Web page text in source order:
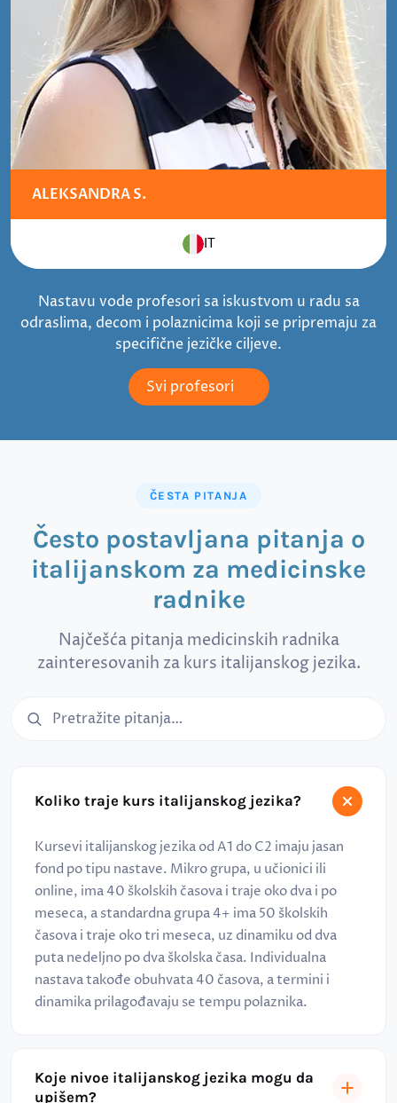
ALEKSANDRA S.
IT
Nastavu vode profesori sa iskustvom u radu sa
odraslima, decom i polaznicima koji se pripremaju za
specifične jezičke ciljeve.
Svi profesori
ČESTA PITANJA
Često postavljana pitanja o
italijanskom za medicinske
radnike
Najčešća pitanja medicinskih radnika
zainteresovanih za kurs italijanskog jezika.
Koliko traje kurs italijanskog jezika?
Kursevi italijanskog jezika od A1 do C2 imaju jasan
fond po tipu nastave. Mikro grupa, u učionici ili
online, ima 40 školskih časova i traje oko dva i po
meseca, a standardna grupa 4+ ima 50 školskih
časova i traje oko tri meseca, uz dinamiku od dva
puta nedeljno po dva školska časa. Individualna
nastava takođe obuhvata 40 časova, a termini i
dinamika prilagođavaju se tempu polaznika.
Koje nivoe italijanskog jezika mogu da
upišem?